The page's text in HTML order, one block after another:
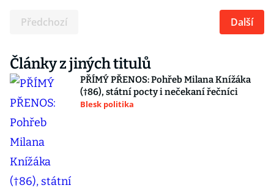
Předchozí Další
Články z jiných titulů
PŘÍMÝ PŘENOS: Pohřeb Milana Knížáka
(†86), státní pocty i nečekaní řečníci
Blesk politika